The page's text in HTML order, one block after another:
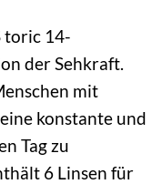
toric 14-
der Sehkraft.
mit
konstante und
Tag zu
6 Linsen für